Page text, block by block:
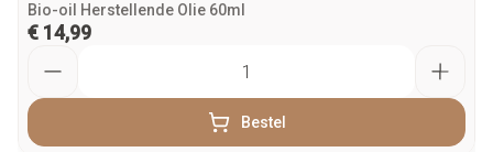
Bio-oil Herstellende Olie 60ml
€ 14,99
Bestel